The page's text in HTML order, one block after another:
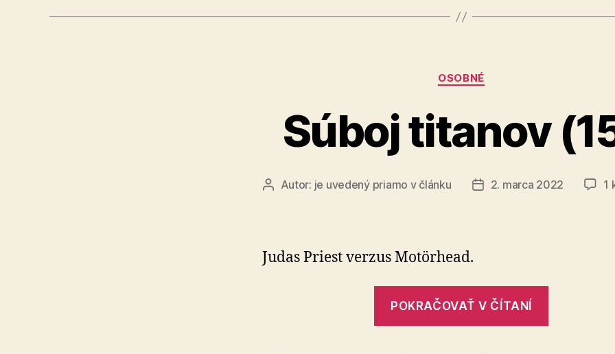
Kategórie
OSOBNÉ
Súboj titanov
AutorAutor: je uvedený priamo v článku
Dátum
2. marca 2022 1
Judas Priest verzus Motörhead.
POKRAČOVAŤ V ČÍTANÍ